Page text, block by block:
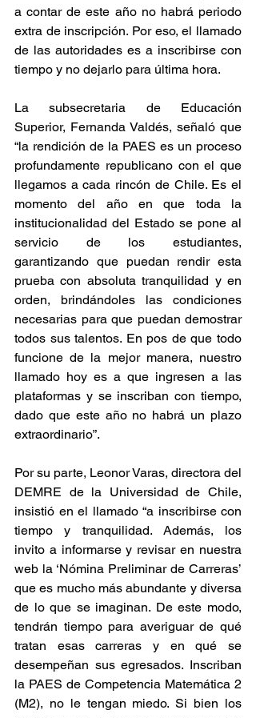
a contar de este año no habrá periodo
extra de inscripción. Por eso, el llamado
de las autoridades es a inscribirse con
tiempo y no dejarlo para última hora.
La subsecretaria de Educación
Superior, Fernanda Valdés, señaló que
“la rendición de la PAES es un proceso
profundamente republicano con el que
llegamos a cada rincón de Chile. Es el
momento del año en que toda la
institucionalidad del Estado se pone al
servicio de los estudiantes,
garantizando que puedan rendir esta
prueba con absoluta tranquilidad y en
orden, brindándoles las condiciones
necesarias para que puedan demostrar
todos sus talentos. En pos de que todo
funcione de la mejor manera, nuestro
llamado hoy es a que ingresen a las
plataformas y se inscriban con tiempo,
dado que este año no habrá un plazo
extraordinario”.
Por su parte, Leonor Varas, directora del
DEMRE de la Universidad de Chile,
insistió en el llamado “a inscribirse con
tiempo y tranquilidad. Además, los
invito a informarse y revisar en nuestra
web la ‘Nómina Preliminar de Carreras’
que es mucho más abundante y diversa
de lo que se imaginan. De este modo,
tendrán tiempo para averiguar de qué
tratan esas carreras y en qué se
desempeñan sus egresados. Inscriban
la PAES de Competencia Matemática 2
(M2), no le tengan miedo. Si bien los